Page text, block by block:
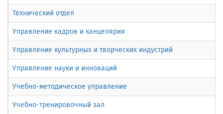
Технический отдел
Управление кадров и канцелярия
Управление культурных и творческих индустрий
Управление науки и инноваций
Учебно-методическое управление
Учебно-тренировочный зал